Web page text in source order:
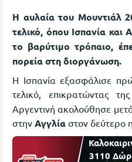
Η αυλαία του Μουντιάλ
τελικό, όπου Ισπανία και
το βαρύτιμο τρόπαιο,
πορεία στη διοργάνωση.
Η Ισπανία εξασφάλισε
τελικό, επικρατώντας της
Αργεντινή ακολούθησε
στην Αγγλία στον δεύτερο
3110